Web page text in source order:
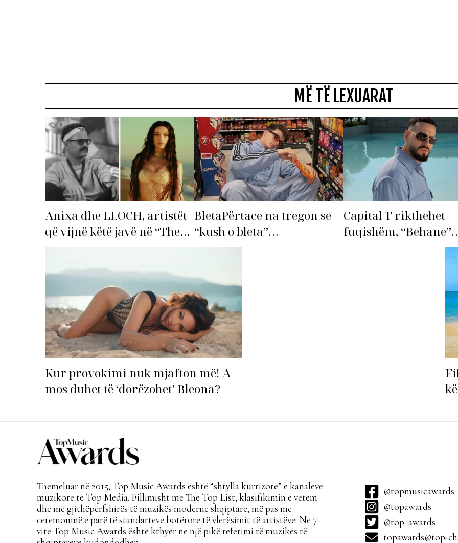
MË TË LEXUARAT
Anixa dhe LLOCH, artistët
që vijnë këtë javë në “The
BletaPërtace na tregon se
“kush o bleta”…
Capital T rikthehet
fuqishëm, “Behane”
premton të bëhet
Kur provokimi nuk mjafton më! A
mos duhet të ‘dorëzohet’ Bleona?
Themeluar në 2015, Top Music Awards është “shtylla kurrizore” e kanaleve
muzikore të Top Media. Fillimisht me The Top List, klasifikimin e vetëm
dhe më gjithëpërfshirës të muzikës moderne shqiptare, më pas me
ceremoninë e parë të standarteve botërore të vlerësimit të artistëve. Në 7
vite Top Music Awards është kthyer në një pikë referimi të muzikës të
@topmusicawards
@topawards
@top_awards
topawards@top-